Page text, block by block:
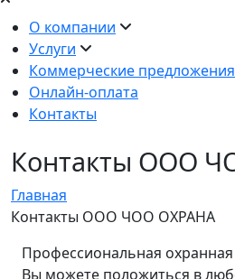
О компании
Услуги
Коммерческие предложения
Онлайн-оплата
Контакты
Контакты ООО
Главная
Контакты ООО ЧОО ОХРАНА
Профессиональная
Вы можете положиться в